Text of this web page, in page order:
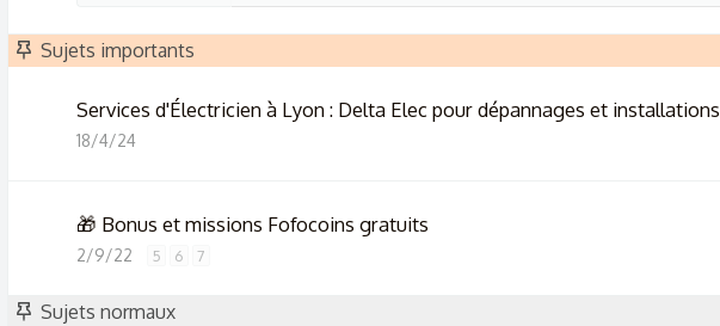
Sujets importants
Services d'Électricien à Lyon : Delta Elec pour dépannages et installations
18/4/24
🎁 Bonus et missions Fofocoins gratuits
2/9/22 5 6 7
Sujets normaux